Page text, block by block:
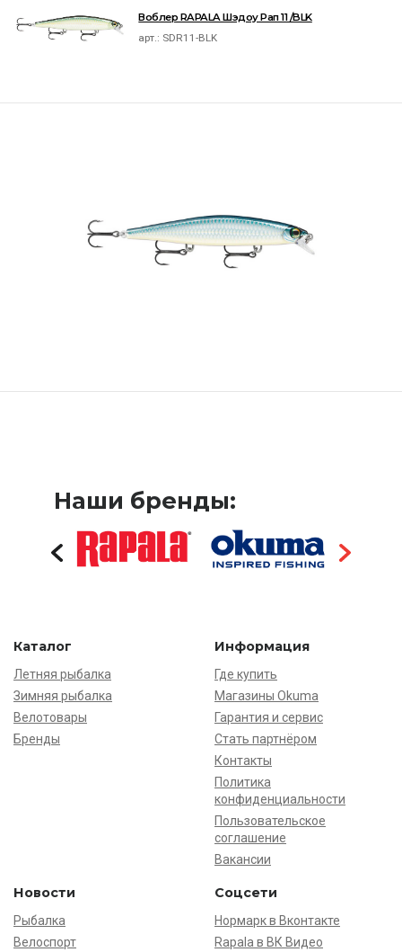
Воблер RAPALA Шэдоу Рап 11 /BLK
арт.: SDR11-BLK
Наши бренды:
Каталог
Летняя рыбалка
Зимняя рыбалка
Велотовары
Бренды
Информация
Где купить
Магазины Okuma
Гарантия и сервис
Стать партнёром
Контакты
Политика
конфиденциальности
Пользовательское
соглашение
Вакансии
Новости
Рыбалка
Велоспорт
Соцсети
Нормарк в Вконтакте
Rapala в ВК Видео